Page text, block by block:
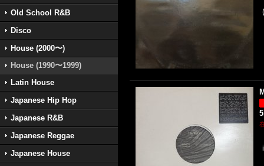
Old School R&B
Disco
House (2000〜)
House (1990〜1999)
Latin House
Japanese Hip Hop
Japanese R&B
Japanese Reggae
Japanese House